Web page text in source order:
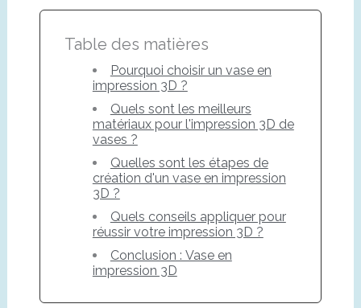
Table des matières
Pourquoi choisir un vase en
impression 3D ?
Quels sont les meilleurs
matériaux pour l'impression 3D de
vases ?
Quelles sont les étapes de
création d'un vase en impression
3D ?
Quels conseils appliquer pour
réussir votre impression 3D ?
Conclusion : Vase en
impression 3D